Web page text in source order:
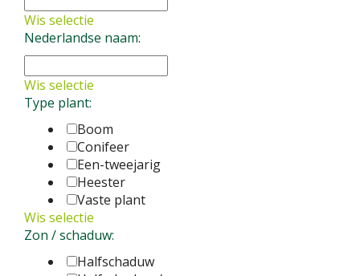
Wis selectie
Nederlandse naam:
Wis selectie
Type plant:
Boom
Conifeer
Een-tweejarig
Heester
Vaste plant
Wis selectie
Zon / schaduw:
Halfschaduw